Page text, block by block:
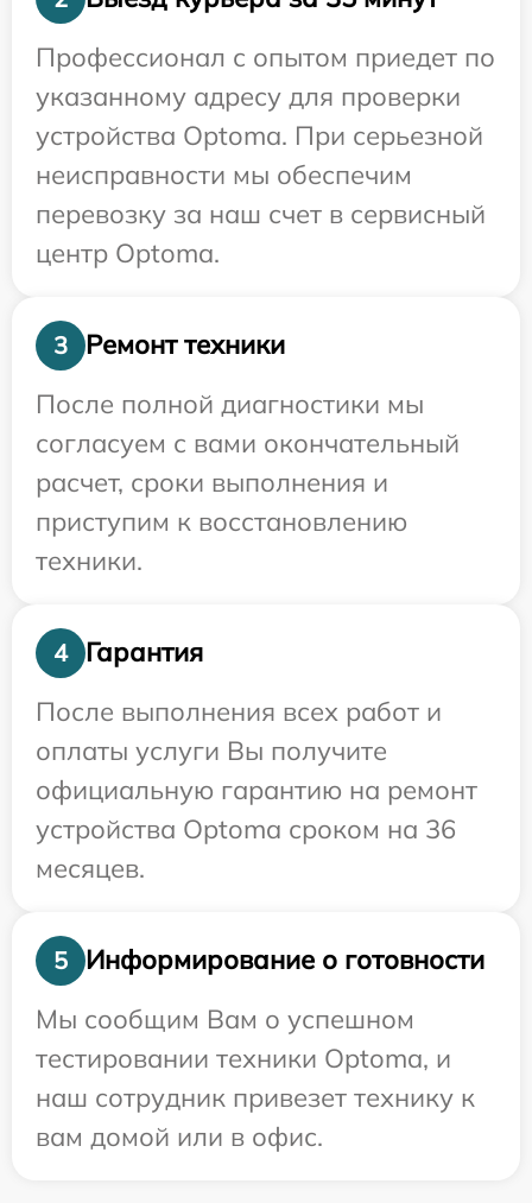
Профессионал с опытом приедет по
указанному адресу для проверки
устройства Optoma. При серьезной
неисправности мы обеспечим
перевозку за наш счет в сервисный
центр Optoma.
3
Ремонт техники
После полной диагностики мы
согласуем с вами окончательный
расчет, сроки выполнения и
приступим к восстановлению
техники.
4
Гарантия
После выполнения всех работ и
оплаты услуги Вы получите
официальную гарантию на ремонт
устройства Optoma сроком на 36
месяцев.
5
Информирование о готовности
Мы сообщим Вам о успешном
тестировании техники Optoma, и
наш сотрудник привезет технику к
вам домой или в офис.